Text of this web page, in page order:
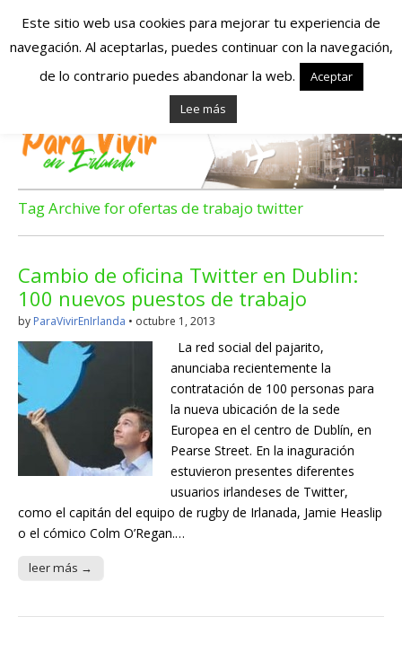
Españoles en
Irlanda – Vivir en
Irlanda – Trabajo
en Irlanda –
Alojamiento en
Irlanda
Blog dedicado a los que viven, estudian y trabajan en
Irlanda!
Tag Archive for ofertas de trabajo twitter
Cambio de oficina Twitter en Dublin:
100 nuevos puestos de trabajo
by ParaVivirEnIrlanda • octubre 1, 2013
La red social del pajarito,
anunciaba recientemente la
contratación de 100 personas para
la nueva ubicación de la sede
Europea en el centro de Dublín, en
Pearse Street. En la inaguración
estuvieron presentes diferentes
usuarios irlandeses de Twitter,
como el capitán del equipo de rugby de Irlanada, Jamie Heaslip
o el cómico Colm O’Regan.…
leer más →
Este sitio web usa cookies para mejorar tu experiencia de
navegación. Al aceptarlas, puedes continuar con la navegación,
de lo contrario puedes abandonar la web.
Aceptar
Lee más